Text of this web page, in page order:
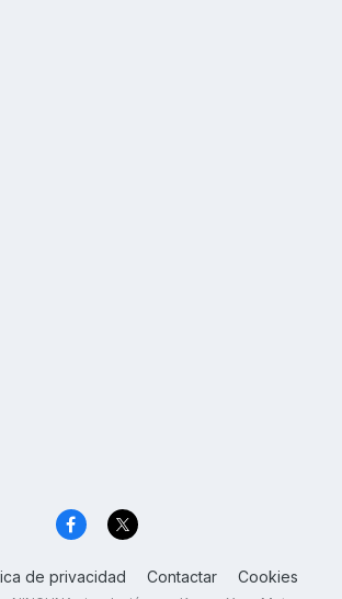
de privacidad Contactar Cookies